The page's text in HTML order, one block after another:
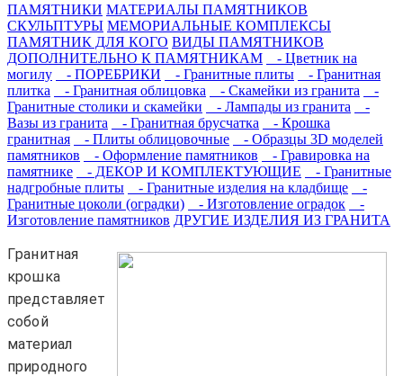
ПАМЯТНИКИ МАТЕРИАЛЫ ПАМЯТНИКОВ
СКУЛЬПТУРЫ МЕМОРИАЛЬНЫЕ КОМПЛЕКСЫ
ПАМЯТНИК ДЛЯ КОГО ВИДЫ ПАМЯТНИКОВ
ДОПОЛНИТЕЛЬНО К ПАМЯТНИКАМ
- Цветник на
могилу
- ПОРЕБРИКИ - Гранитные плиты
- Гранитная
плитка
- Гранитная облицовка - Скамейки из гранита
-
Гранитные столики и скамейки
- Лампады из гранита
-
Вазы из гранита
- Гранитная брусчатка
- Крошка
гранитная
- Плиты облицовочные
- Образцы 3D моделей
памятников
- Оформление памятников
- Гравировка на
памятнике
- ДЕКОР И КОМПЛЕКТУЮЩИЕ
- Гранитные
надгробные плиты
- Гранитные изделия на кладбище
-
Гранитные цоколи (оградки)
- Изготовление оградок
-
Изготовление памятников ДРУГИЕ ИЗДЕЛИЯ ИЗ ГРАНИТА
Гранитная
крошка
представляет
собой
материал
природного